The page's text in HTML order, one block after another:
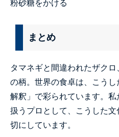
粉砂糖をかける
まとめ
タマネギと間違われたザク
の柄。世界の食卓は、こう
解釈」で彩られています。
扱うプロとして、こうした
切にしています。